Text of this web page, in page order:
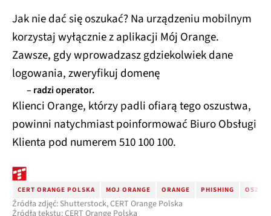
Jak nie dać się oszukać? Na urządzeniu mobilnym
korzystaj wyłącznie z aplikacji Mój Orange.
Zawsze, gdy wprowadzasz gdziekolwiek dane
logowania, zweryfikuj domenę
– radzi operator.
Klienci Orange, którzy padli ofiarą tego oszustwa,
powinni natychmiast poinformować Biuro Obsługi
Klienta pod numerem 510 100 100.
CERT ORANGE POLSKA MOJ ORANGE ORANGE PHISHING
Źródła zdjęć: Shutterstock, CERT Orange Polska
Źródła tekstu: CERT Orange Polska